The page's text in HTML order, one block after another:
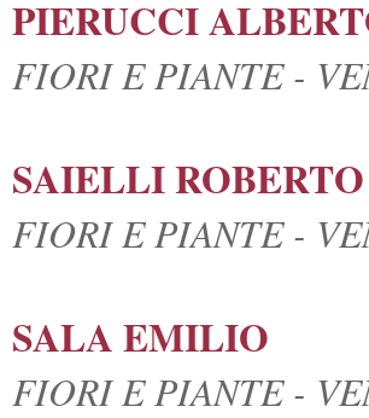
PIERUCCI
FIORI E PIANTE -
SAIELLI ROBERTO
FIORI E PIANTE -
SALA EMILIO
FIORI E PIANTE -